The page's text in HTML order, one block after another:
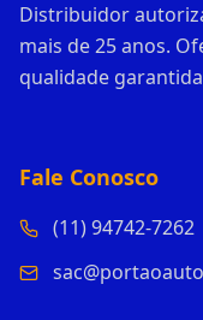
Distribuidor
mais de 25 anos.
qualidade
Fale Conosco
(11) 94742-7262